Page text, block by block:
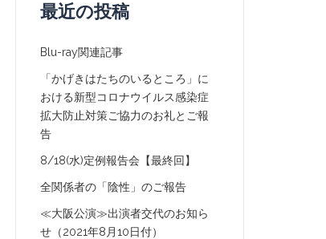
最近の投稿
Blu-ray関連記事
「かげきはたちのいるところ」に
おける新型コロナウイルス感染症
拡大防止対策ご協力のお礼とご報
告
8/18(水)定例報告会【最終回】
全関係者の「陰性」のご報告
≪大阪公演≫出演者交代のお知ら
せ（2021年8月10日付）